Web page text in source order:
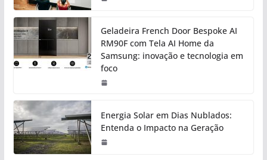
Geladeira French Door Bespoke AI
RM90F com Tela AI Home da
Samsung: inovação e tecnologia em
foco
Energia Solar em Dias Nublados:
Entenda o Impacto na Geração